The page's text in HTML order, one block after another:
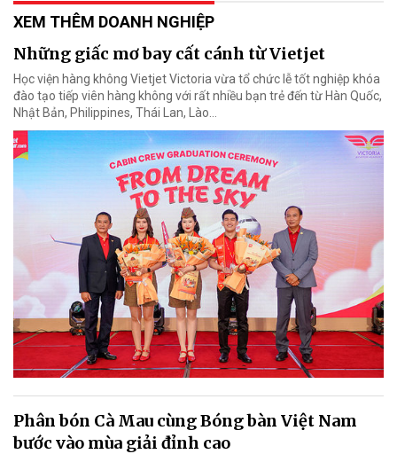
XEM THÊM DOANH NGHIỆP
Những giấc mơ bay cất cánh từ Vietjet
Học viện hàng không Vietjet Victoria vừa tổ chức lễ tốt nghiệp khóa
đào tạo tiếp viên hàng không với rất nhiều bạn trẻ đến từ Hàn Quốc,
Nhật Bản, Philippines, Thái Lan, Lào…
Phân bón Cà Mau cùng Bóng bàn Việt Nam
bước vào mùa giải đỉnh cao